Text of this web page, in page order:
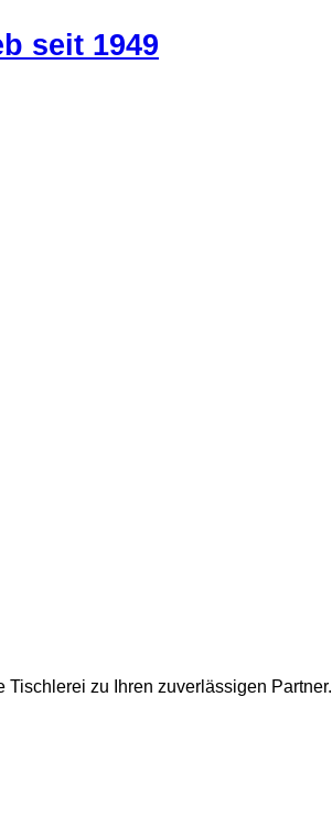
seit 1949
Tischlerei zu Ihren zuverlässigen Partner.